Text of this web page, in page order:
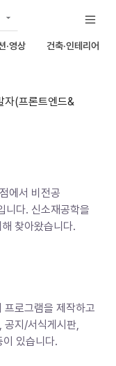
·영상 건축·인테리어
자(프론트엔드&
에서 비전공
니다. 신소재공학을
찾아왔습니다.
로그램을 제작하고
공지/서식게시판,
있습니다.